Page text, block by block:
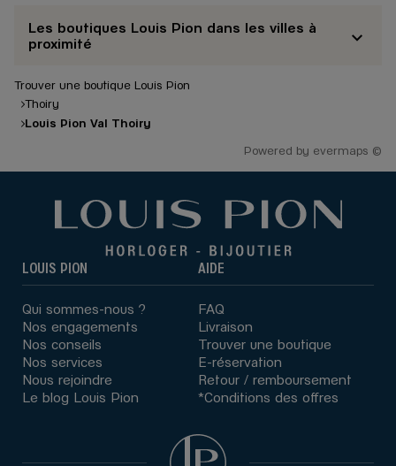
respecte la clientèle merci à vous et continuez
comme ça 🫶🫶🫶🫶
Les boutiques Louis Pion dans les villes à
proximité
Trouver une boutique Louis Pion
Thoiry
Louis Pion Val Thoiry
Powered by evermaps ©
LOUIS PION
Qui sommes-nous ?
Nos engagements
Nos conseils
Nos services
Nous rejoindre
Le blog Louis Pion
AIDE
FAQ
Livraison
Trouver une boutique
E-réservation
Retour / remboursement
*Conditions des offres